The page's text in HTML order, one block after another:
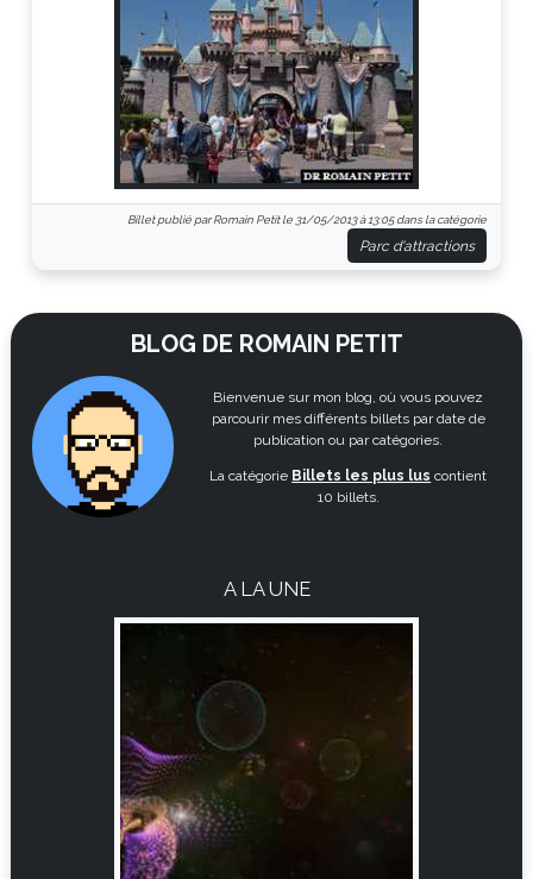
Billet publié par Romain Petit le 31/05/2013 à 13:05 dans la catégorie
Parc d'attractions
BLOG DE ROMAIN PETIT
Bienvenue sur mon blog, où vous pouvez
parcourir mes différents billets par date de
publication ou par catégories.
La catégorie Billets les plus lus contient
10 billets.
A LA UNE